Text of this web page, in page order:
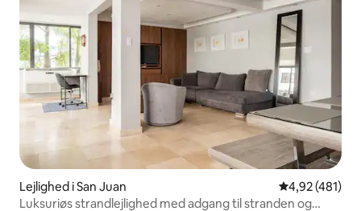
Lejlighed i San Juan 4,92 ud af 5 i
4,92 (481)
Luksuriøs strandlejlighed med adgang til stranden og